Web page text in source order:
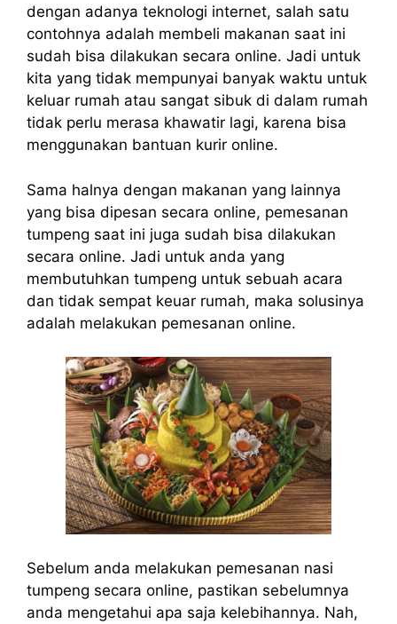
dengan adanya teknologi internet, salah satu
contohnya adalah membeli makanan saat ini
sudah bisa dilakukan secara online. Jadi untuk
kita yang tidak mempunyai banyak waktu untuk
keluar rumah atau sangat sibuk di dalam rumah
tidak perlu merasa khawatir lagi, karena bisa
menggunakan bantuan kurir online.
Sama halnya dengan makanan yang lainnya
yang bisa dipesan secara online, pemesanan
tumpeng saat ini juga sudah bisa dilakukan
secara online. Jadi untuk anda yang
membutuhkan tumpeng untuk sebuah acara
dan tidak sempat keuar rumah, maka solusinya
adalah melakukan pemesanan online.
Sebelum anda melakukan pemesanan nasi
tumpeng secara online, pastikan sebelumnya
anda mengetahui apa saja kelebihannya. Nah,